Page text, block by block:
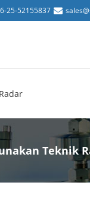
25-52155837
Teknik